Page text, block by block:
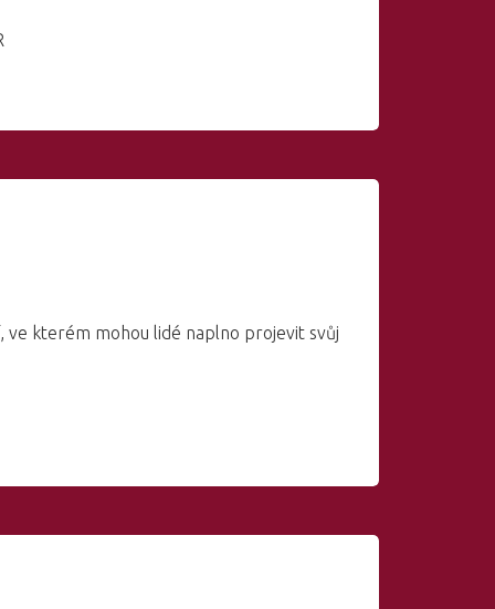
ve kterém mohou lidé naplno projevit svůj